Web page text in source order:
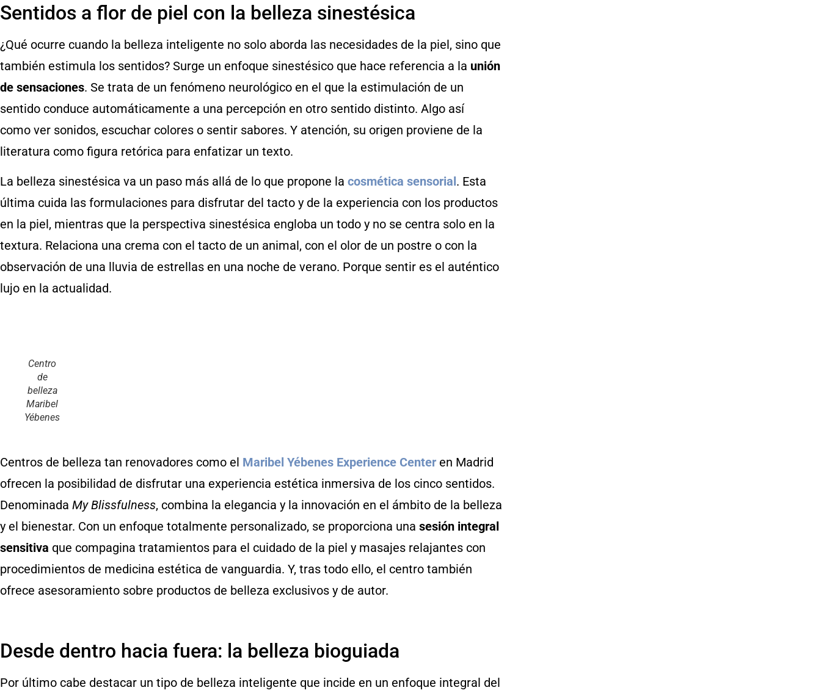
Sentidos a flor de piel con la belleza sinestésica
¿Qué ocurre cuando la belleza inteligente no solo aborda las necesidades de la piel, sino que
también estimula los sentidos? Surge un enfoque sinestésico que hace referencia a la unión
de sensaciones. Se trata de un fenómeno neurológico en el que la estimulación de un
sentido conduce automáticamente a una percepción en otro sentido distinto. Algo así
como ver sonidos, escuchar colores o sentir sabores. Y atención, su origen proviene de la
literatura como figura retórica para enfatizar un texto.
La belleza sinestésica va un paso más allá de lo que propone la cosmética sensorial. Esta
última cuida las formulaciones para disfrutar del tacto y de la experiencia con los productos
en la piel, mientras que la perspectiva sinestésica engloba un todo y no se centra solo en la
textura. Relaciona una crema con el tacto de un animal, con el olor de un postre o con la
observación de una lluvia de estrellas en una noche de verano. Porque sentir es el auténtico
lujo en la actualidad.
Centro
de
belleza
Maribel
Yébenes
Centros de belleza tan renovadores como el Maribel Yébenes Experience Center en Madrid
ofrecen la posibilidad de disfrutar una experiencia estética inmersiva de los cinco sentidos.
Denominada My Blissfulness, combina la elegancia y la innovación en el ámbito de la belleza
y el bienestar. Con un enfoque totalmente personalizado, se proporciona una sesión integral
sensitiva que compagina tratamientos para el cuidado de la piel y masajes relajantes con
procedimientos de medicina estética de vanguardia. Y, tras todo ello, el centro también
ofrece asesoramiento sobre productos de belleza exclusivos y de autor.
Desde dentro hacia fuera: la belleza bioguiada
Por último cabe destacar un tipo de belleza inteligente que incide en un enfoque integral del